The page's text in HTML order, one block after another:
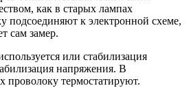
как в старых лампах
подсоединяют к электронной схеме,
сам замер.
или стабилизация
напряжения. В
проволоку термостатируют.